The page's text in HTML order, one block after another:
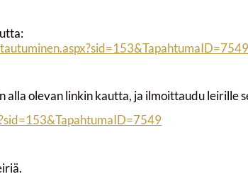
alla olevan linkin kautta, ja ilmoittaudu leirille